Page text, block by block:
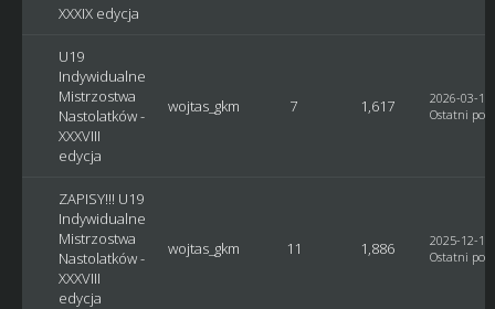
XXXIX edycja
U19
Indywidualne
Mistrzostwa
Nastolatków -
XXXVIII
edycja
wojtas_gkm 7 1,617
2026-03-
Ostatni post
ZAPISY!!! U19
Indywidualne
Mistrzostwa
Nastolatków -
XXXVIII
edycja
wojtas_gkm 11 1,886
2025-12-
Ostatni post